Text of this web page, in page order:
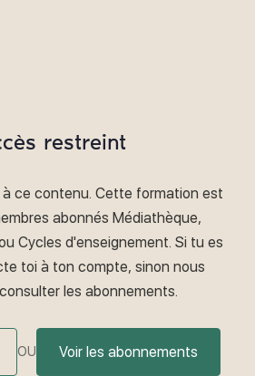
restreint
ce contenu. Cette formation est
abonnés Médiathèque,
Cycles d'enseignement. Si tu es
toi à ton compte, sinon nous
les abonnements.
OU Voir les abonnements